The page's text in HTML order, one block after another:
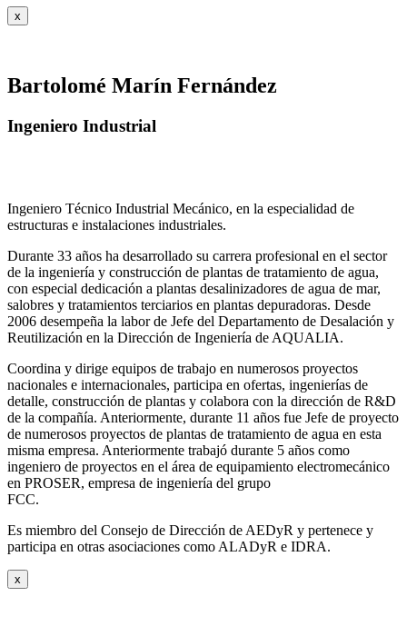
x
Bartolomé Marín Fernández
Ingeniero Industrial
Ingeniero Técnico Industrial Mecánico, en la especialidad de
estructuras e instalaciones industriales.
Durante 33 años ha desarrollado su carrera profesional en el sector
de la ingeniería y construcción de plantas de tratamiento de agua,
con especial dedicación a plantas desalinizadores de agua de mar,
salobres y tratamientos terciarios en plantas depuradoras. Desde
2006 desempeña la labor de Jefe del Departamento de Desalación y
Reutilización en la Dirección de Ingeniería de AQUALIA.
Coordina y dirige equipos de trabajo en numerosos proyectos
nacionales e internacionales, participa en ofertas, ingenierías de
detalle, construcción de plantas y colabora con la dirección de R&D
de la compañía. Anteriormente, durante 11 años fue Jefe de proyecto
de numerosos proyectos de plantas de tratamiento de agua en esta
misma empresa. Anteriormente trabajó durante 5 años como
ingeniero de proyectos en el área de equipamiento electromecánico
en PROSER, empresa de ingeniería del grupo
FCC.
Es miembro del Consejo de Dirección de AEDyR y pertenece y
participa en otras asociaciones como ALADyR e IDRA.
x